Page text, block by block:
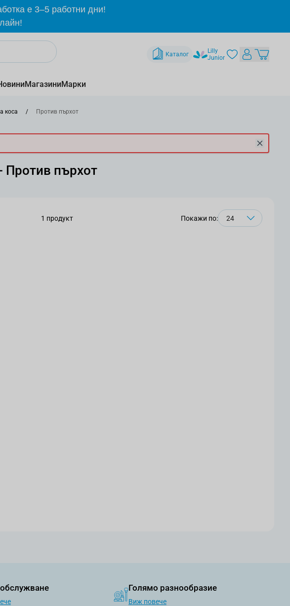
е 3–5 работни дни!
Каталог
Lilly
Junior
МагазиниМарки
коса / Против пърхот
- Против пърхот
1 продукт Покажи по:
Голямо разнообразие
Виж повече